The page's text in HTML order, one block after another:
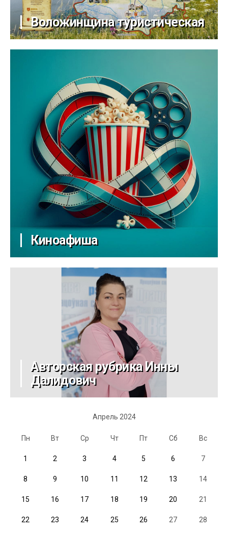
Воложинщина туристическая
Киноафиша
Авторская рубрика Инны
Далидович
Апрель 2024
Пн Вт Ср Чт Пт Сб Вс
1 2 3 4 5 6 7
8 9 10 11 12 13 14
15 16 17 18 19 20 21
22 23 24 25 26 27 28